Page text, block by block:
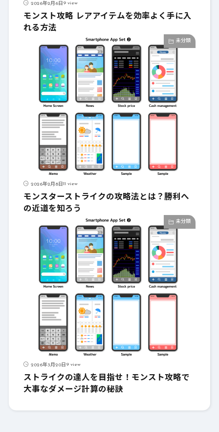
2026年2月6日 9 view
モンスト攻略 レアアイテムを効率よく手に入
れる方法
未分類
2026年2月8日11 view
モンスターストライクの攻略法とは？勝利へ
の近道を知ろう
未分類
2026年3月20日 9 view
ストライクの達人を目指せ！モンスト攻略で
大事なダメージ計算の秘訣